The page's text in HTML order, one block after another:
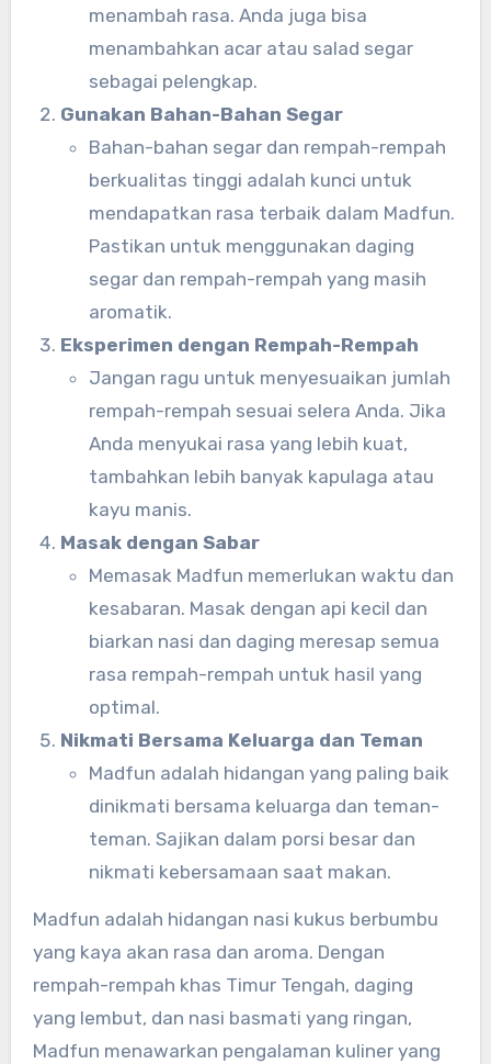
menambah rasa. Anda juga bisa
menambahkan acar atau salad segar
sebagai pelengkap.
Gunakan Bahan-Bahan Segar
Bahan-bahan segar dan rempah-rempah
berkualitas tinggi adalah kunci untuk
mendapatkan rasa terbaik dalam Madfun.
Pastikan untuk menggunakan daging
segar dan rempah-rempah yang masih
aromatik.
Eksperimen dengan Rempah-Rempah
Jangan ragu untuk menyesuaikan jumlah
rempah-rempah sesuai selera Anda. Jika
Anda menyukai rasa yang lebih kuat,
tambahkan lebih banyak kapulaga atau
kayu manis.
Masak dengan Sabar
Memasak Madfun memerlukan waktu dan
kesabaran. Masak dengan api kecil dan
biarkan nasi dan daging meresap semua
rasa rempah-rempah untuk hasil yang
optimal.
Nikmati Bersama Keluarga dan Teman
Madfun adalah hidangan yang paling baik
dinikmati bersama keluarga dan teman-
teman. Sajikan dalam porsi besar dan
nikmati kebersamaan saat makan.
Madfun adalah hidangan nasi kukus berbumbu
yang kaya akan rasa dan aroma. Dengan
rempah-rempah khas Timur Tengah, daging
yang lembut, dan nasi basmati yang ringan,
Madfun menawarkan pengalaman kuliner yang